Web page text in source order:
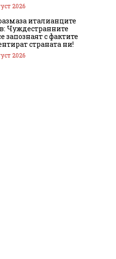
2026
италианците
Чуждестранните
запознаят с фактите
страната ни!
2026